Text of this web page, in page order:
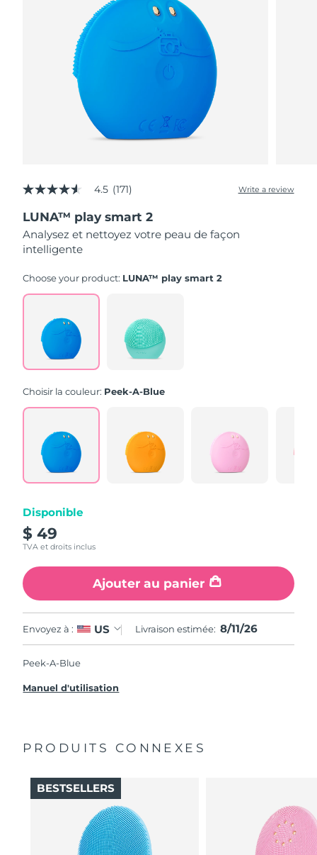
4.5
of
5
stars,
average
value.
Read
171
Same
page
link.
4.5 (171) Write a review
LUNA™ play smart 2
Analysez et nettoyez votre peau de façon
intelligente
Choose your product: LUNA™ play smart 2
Choisir la couleur: Peek-A-Blue
Disponible
$ 49
TVA et droits inclus
Ajouter au panier
Envoyez à : US Livraison estimée: 8/11/26
Peek-A-Blue
Manuel d'utilisation
PRODUITS CONNEXES
BESTSELLERS